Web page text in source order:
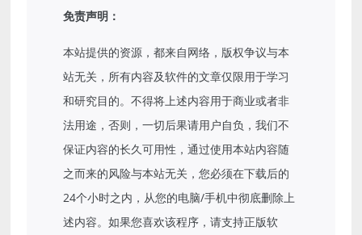
免责声明：
本站提供的资源，都来自网络，版权争议与本
站无关，所有内容及软件的文章仅限用于学习
和研究目的。不得将上述内容用于商业或者非
法用途，否则，一切后果请用户自负，我们不
保证内容的长久可用性，通过使用本站内容随
之而来的风险与本站无关，您必须在下载后的
24个小时之内，从您的电脑/手机中彻底删除上
述内容。如果您喜欢该程序，请支持正版软